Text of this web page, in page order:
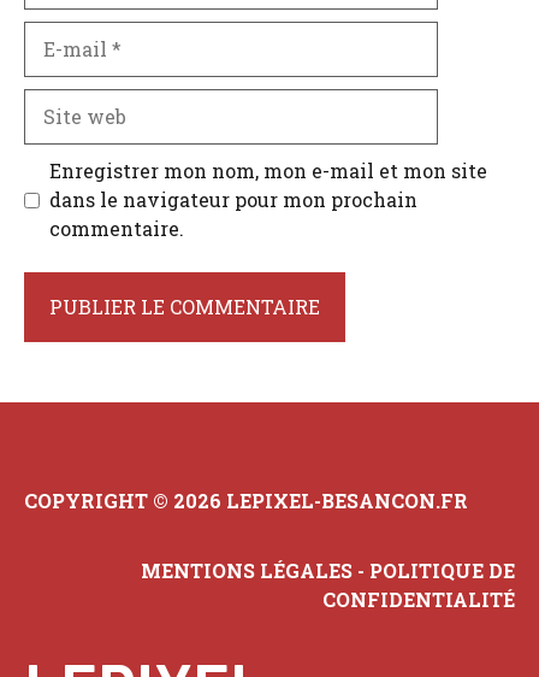
mail
web
Enregistrer mon nom, mon e-mail et mon site
dans le navigateur pour mon prochain
commentaire.
COPYRIGHT © 2026 LEPIXEL-BESANCON.FR
MENTIONS LÉGALES - POLITIQUE DE
CONFIDENTIALITÉ